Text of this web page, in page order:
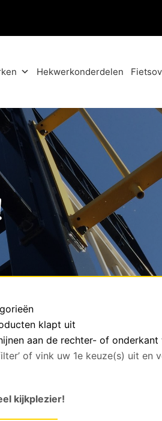
Hekwerkonderdelen
klapt uit
aan de rechter- of onderkant
of vink uw 1e keuze(s) uit en
kijkplezier!